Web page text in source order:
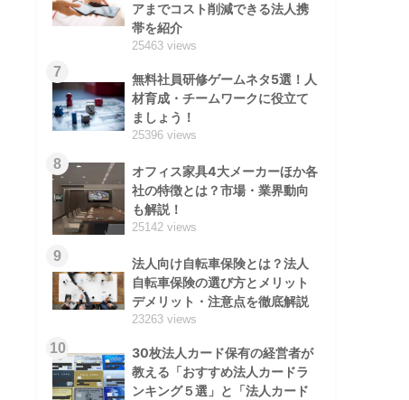
アまでコスト削減できる法人携
帯を紹介
25463 views
7
無料社員研修ゲームネタ5選！人
材育成・チームワークに役立て
ましょう！
25396 views
8
オフィス家具4大メーカーほか各
社の特徴とは？市場・業界動向
も解説！
25142 views
9
法人向け自転車保険とは？法人
自転車保険の選び方とメリット
デメリット・注意点を徹底解説
23263 views
10
30枚法人カード保有の経営者が
教える「おすすめ法人カードラ
ンキング５選」と「法人カード